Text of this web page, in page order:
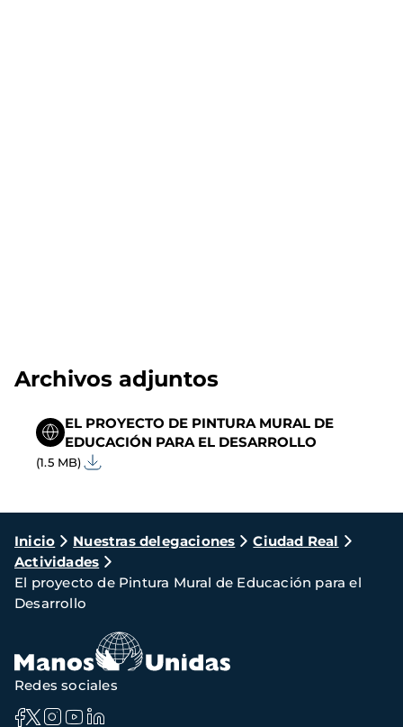
Archivos adjuntos
EL PROYECTO DE PINTURA MURAL DE
EDUCACIÓN PARA EL DESARROLLO
(1.5 MB)
Ruta
de
navegación
Inicio Nuestras delegaciones
Ciudad Real
Actividades
El proyecto de Pintura Mural de Educación para el
Desarrollo
Redes sociales